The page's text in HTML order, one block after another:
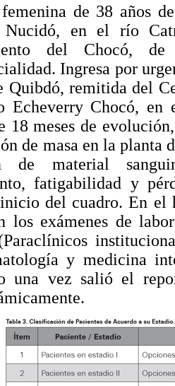
de 38 años
Nucidó, en el río
del Chocó,
Ingresa por
Quibdó, remitida del
Echeverry Chocó,
18 meses de
de masa en la planta
de material
fatigabilidad y
del cuadro. En el
los exámenes de
y medicina
una vez salió el